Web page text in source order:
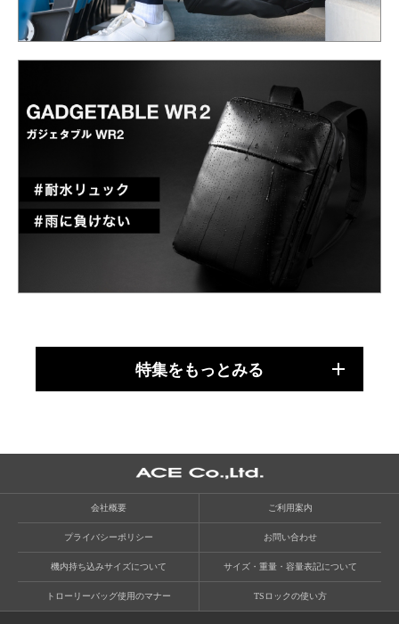
特集をもっとみる
会社概要 ご利用案内
プライバシーポリシー お問い合わせ
機内持ち込みサイズについて サイズ・重量・容量表記について
トローリーバッグ使用のマナー TSロックの使い方